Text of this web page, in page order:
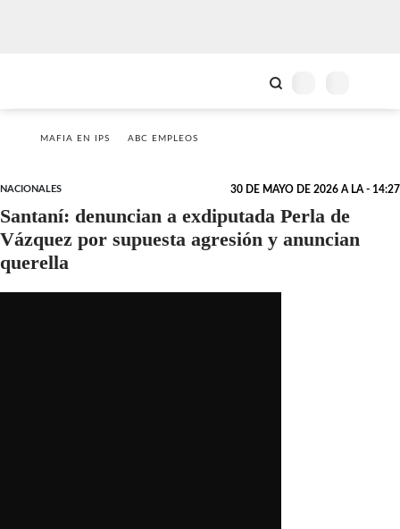
MAFIA EN IPS ABC EMPLEOS
NACIONALES 30 DE MAYO DE 2026 A LA - 14:27
Santaní: denuncian a exdiputada Perla de
Vázquez por supuesta agresión y anuncian
querella